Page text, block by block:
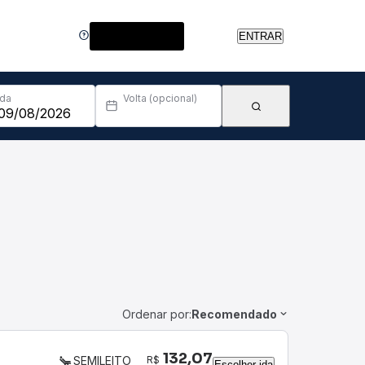
ENTRAR
Volta (opcional)
Ordenar por:Recomendado
SEMILEITO R$ 132,07